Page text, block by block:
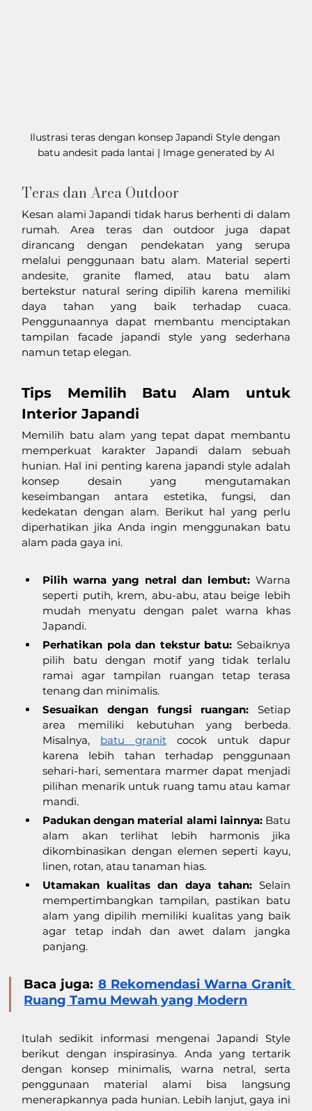
Ilustrasi teras dengan konsep Japandi Style dengan
batu andesit pada lantai | Image generated by AI
Teras dan Area Outdoor
Kesan alami Japandi tidak harus berhenti di dalam
rumah. Area teras dan outdoor juga dapat
dirancang dengan pendekatan yang serupa
melalui penggunaan batu alam. Material seperti
andesite, granite flamed, atau batu alam
bertekstur natural sering dipilih karena memiliki
daya tahan yang baik terhadap cuaca.
Penggunaannya dapat membantu menciptakan
tampilan facade japandi style yang sederhana
namun tetap elegan.
Tips Memilih Batu Alam untuk
Interior Japandi
Memilih batu alam yang tepat dapat membantu
memperkuat karakter Japandi dalam sebuah
hunian. Hal ini penting karena japandi style adalah
konsep desain yang mengutamakan
keseimbangan antara estetika, fungsi, dan
kedekatan dengan alam. Berikut hal yang perlu
diperhatikan jika Anda ingin menggunakan batu
alam pada gaya ini.
Pilih warna yang netral dan lembut: Warna
seperti putih, krem, abu-abu, atau beige lebih
mudah menyatu dengan palet warna khas
Japandi.
Perhatikan pola dan tekstur batu: Sebaiknya
pilih batu dengan motif yang tidak terlalu
ramai agar tampilan ruangan tetap terasa
tenang dan minimalis.
Sesuaikan dengan fungsi ruangan: Setiap
area memiliki kebutuhan yang berbeda.
Misalnya, batu granit cocok untuk dapur
karena lebih tahan terhadap penggunaan
sehari-hari, sementara marmer dapat menjadi
pilihan menarik untuk ruang tamu atau kamar
mandi.
Padukan dengan material alami lainnya: Batu
alam akan terlihat lebih harmonis jika
dikombinasikan dengan elemen seperti kayu,
linen, rotan, atau tanaman hias.
Utamakan kualitas dan daya tahan: Selain
mempertimbangkan tampilan, pastikan batu
alam yang dipilih memiliki kualitas yang baik
agar tetap indah dan awet dalam jangka
panjang.
Baca juga: 8 Rekomendasi Warna Granit
Ruang Tamu Mewah yang Modern
Itulah sedikit informasi mengenai Japandi Style
berikut dengan inspirasinya. Anda yang tertarik
dengan konsep minimalis, warna netral, serta
penggunaan material alami bisa langsung
menerapkannya pada hunian. Lebih lanjut, gaya ini